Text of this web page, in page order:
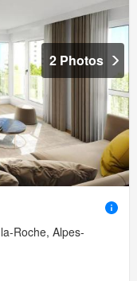
2 Photos
Roche, Alpes-